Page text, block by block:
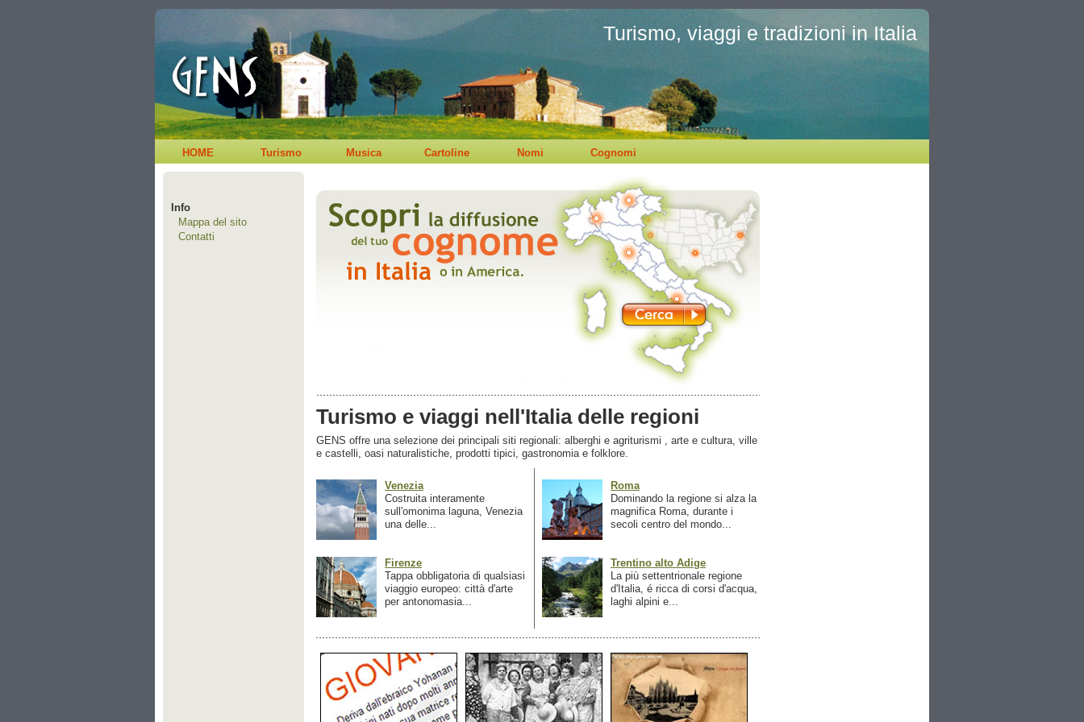
Turismo, viaggi e tradizioni in Italia
HOME Turismo Musica Cartoline Nomi Cognomi
Info
Mappa del sito
Contatti
Turismo e viaggi nell'Italia delle regioni
GENS offre una selezione dei principali siti regionali: alberghi e agriturismi , arte e cultura, ville
e castelli, oasi naturalistiche, prodotti tipici, gastronomia e folklore.
Venezia
Costruita interamente
sull'omonima laguna, Venezia
una delle...
Firenze
Tappa obbligatoria di qualsiasi
viaggio europeo: città d'arte
per antonomasia...
Roma
Dominando la regione si alza la
magnifica Roma, durante i
secoli centro del mondo...
Trentino alto Adige
La più settentrionale regione
d'Italia, é ricca di corsi d'acqua,
laghi alpini e...